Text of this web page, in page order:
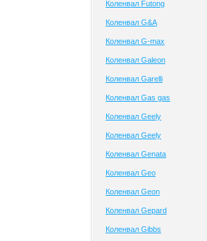
Коленвал Futong
Коленвал G&A
Коленвал G-max
Коленвал Galeon
Коленвал Garelli
Коленвал Gas gas
Коленвал Geely
Коленвал Geely
Коленвал Genata
Коленвал Geo
Коленвал Geon
Коленвал Gepard
Коленвал Gibbs